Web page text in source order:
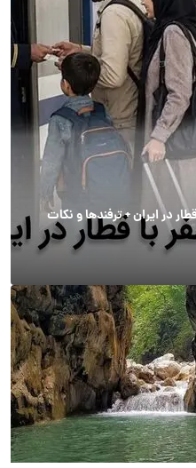
در ایران + ترفندها و نکات